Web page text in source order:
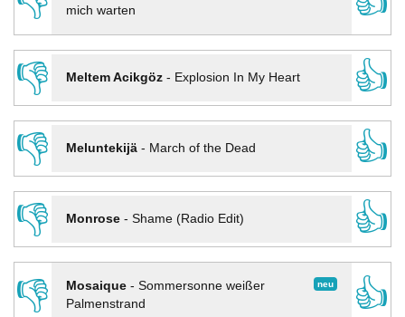
mich warten
👎
Meltem Acikgöz- Explosion In My Heart
👍
👎
Meluntekijä- March of the Dead
👍
👎
Monrose- Shame (Radio Edit)
👍
👎
neu
Mosaique- Sommersonne weißer
Palmenstrand
👍